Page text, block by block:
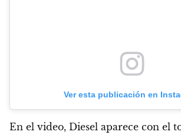
Ver esta publicación en
En el video, Diesel aparece con el